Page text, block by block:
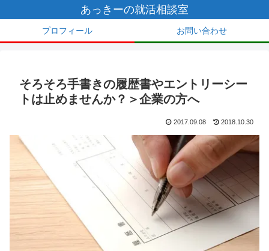
あっきーの就活相談室
プロフィール お問い合わせ
そろそろ手書きの履歴書やエントリーシー
トは止めませんか？＞企業の方へ
2017.09.08 2018.10.30